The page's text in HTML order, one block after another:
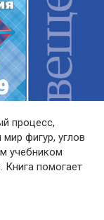
процесс,
фигур, углов
учебником
Книга помогает